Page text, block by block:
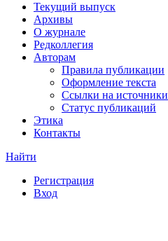
Текущий выпуск
Архивы
О журнале
Редколлегия
Авторам
Правила публикации
Оформление текста
Ссылки на источники
Статус публикаций
Этика
Контакты
Найти
Регистрация
Вход